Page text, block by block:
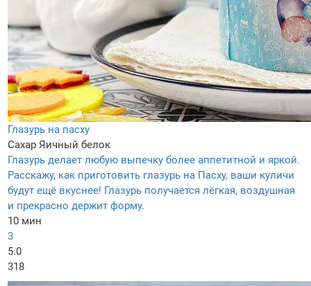
Глазурь на пасху
Сахар Яичный белок
Глазурь делает любую выпечку более аппетитной и яркой.
Расскажу, как приготовить глазурь на Пасху, ваши куличи
будут ещё вкуснее! Глазурь получается лёгкая, воздушная
и прекрасно держит форму.
10 мин
3
5.0
318